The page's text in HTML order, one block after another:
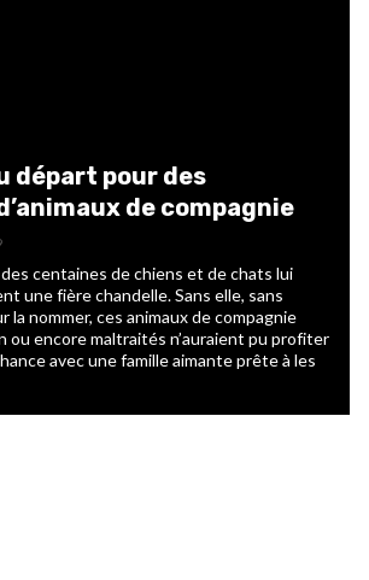
départ pour des
de compagnie
centaines de chiens et de chats lui
une fière chandelle. Sans elle, sans
la nommer, ces animaux de compagnie
ou encore maltraités n’auraient pu profiter
avec une famille aimante prête à les